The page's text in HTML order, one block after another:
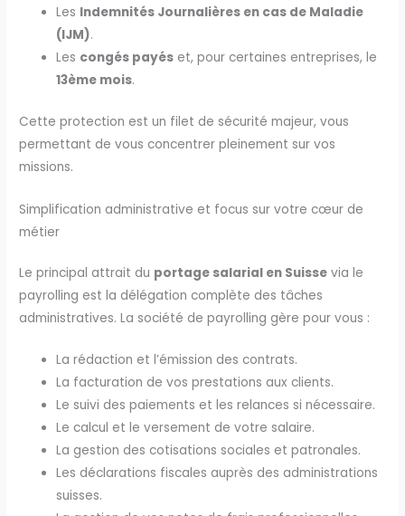
Les Indemnités Journalières en cas de Maladie
(IJM).
Les congés payés et, pour certaines entreprises, le
13ème mois.
Cette protection est un filet de sécurité majeur, vous
permettant de vous concentrer pleinement sur vos
missions.
Simplification administrative et focus sur votre cœur de
métier
Le principal attrait du portage salarial en Suisse via le
payrolling est la délégation complète des tâches
administratives. La société de payrolling gère pour vous :
La rédaction et l’émission des contrats.
La facturation de vos prestations aux clients.
Le suivi des paiements et les relances si nécessaire.
Le calcul et le versement de votre salaire.
La gestion des cotisations sociales et patronales.
Les déclarations fiscales auprès des administrations
suisses.